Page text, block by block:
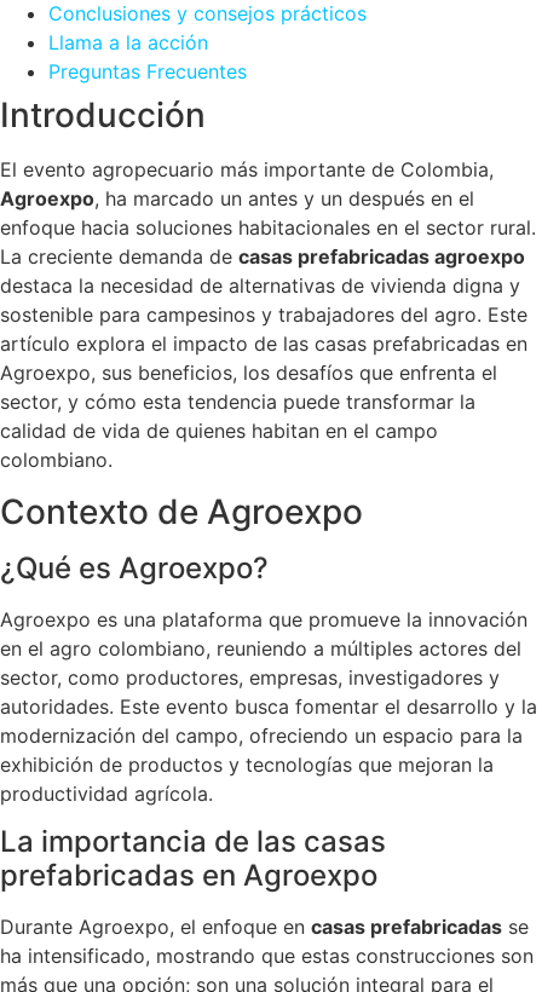
Conclusiones y consejos prácticos
Llama a la acción
Preguntas Frecuentes
Introducción
El evento agropecuario más importante de Colombia,
Agroexpo, ha marcado un antes y un después en el
enfoque hacia soluciones habitacionales en el sector rural.
La creciente demanda de casas prefabricadas agroexpo
destaca la necesidad de alternativas de vivienda digna y
sostenible para campesinos y trabajadores del agro. Este
artículo explora el impacto de las casas prefabricadas en
Agroexpo, sus beneficios, los desafíos que enfrenta el
sector, y cómo esta tendencia puede transformar la
calidad de vida de quienes habitan en el campo
colombiano.
Contexto de Agroexpo
¿Qué es Agroexpo?
Agroexpo es una plataforma que promueve la innovación
en el agro colombiano, reuniendo a múltiples actores del
sector, como productores, empresas, investigadores y
autoridades. Este evento busca fomentar el desarrollo y la
modernización del campo, ofreciendo un espacio para la
exhibición de productos y tecnologías que mejoran la
productividad agrícola.
La importancia de las casas
prefabricadas en Agroexpo
Durante Agroexpo, el enfoque en casas prefabricadas se
ha intensificado, mostrando que estas construcciones son
más que una opción; son una solución integral para el